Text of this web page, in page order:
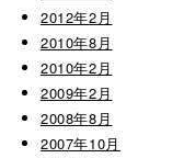
2012年2月
2010年8月
2010年2月
2009年2月
2008年8月
2007年10月